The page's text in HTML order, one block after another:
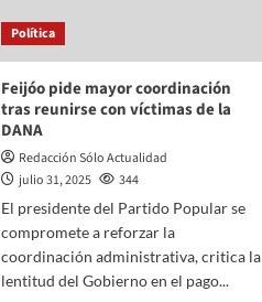
Política
Feijóo pide mayor coordinación
tras reunirse con víctimas de la
DANA
Redacción Sólo Actualidad
julio 31, 2025
344
El presidente del Partido Popular se
compromete a reforzar la
coordinación administrativa, critica la
lentitud del Gobierno en el pago...